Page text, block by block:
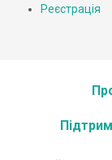
Реєстрація